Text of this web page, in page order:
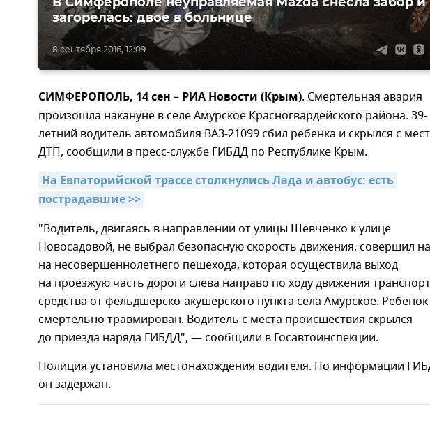
8 сентября 2016, 12:09
загорелась: двое в больнице
СИМФЕРОПОЛЬ, 14 сен – РИА Новости (Крым). Смертельная авария
произошла накануне в селе Амурское Красногвардейского района. 39-
летний водитель автомобиля ВАЗ-21099 сбил ребенка и скрылся с
ДТП, сообщили в пресс-службе ГИБДД по Республике Крым.
На Евпаторийской трассе столкнулись Лада и автобус: есть
пострадавшие >>
"Водитель, двигаясь в направлении от улицы Шевченко к улице
Новосадовой, не выбрал безопасную скорость движения, совершил
на несовершеннолетнего пешехода, которая осуществила выход
на проезжую часть дороги слева направо по ходу движения
средства от фельдшерско-акушерского пункта села Амурское. Ребенок
смертельно травмирован. Водитель с места происшествия скрылся
до приезда наряда ГИБДД", — сообщили в Госавтоинспекции.
Полиция установила местонахождения водителя. По информации
он задержан.